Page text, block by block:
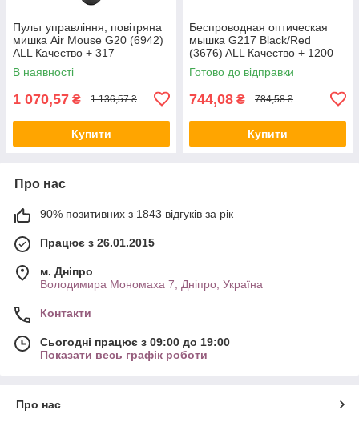
Пульт управління, повітряна
мишка Air Mouse G20 (6942)
ALL Качество + 317
В наявності
1 070,57 ₴ 1 136,57 ₴
Купити
Беспроводная оптическая
мышка G217 Black/Red
(3676) ALL Качество + 1200
Готово до відправки
744,08 ₴ 784,58 ₴
Купити
Про нас
90% позитивних з 1843 відгуків за рік
Працює з 26.01.2015
м. Дніпро
Володимира Мономаха 7, Дніпро, Україна
Контакти
Сьогодні працює з 09:00 до 19:00
Показати весь графік роботи
Про нас